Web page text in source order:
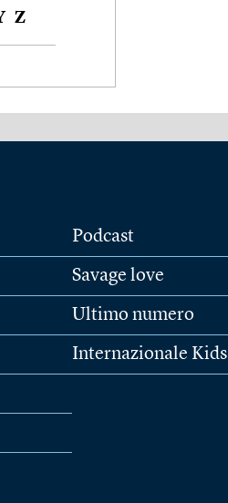
Z
Podcast
Savage love
Ultimo numero
Internazionale Kids